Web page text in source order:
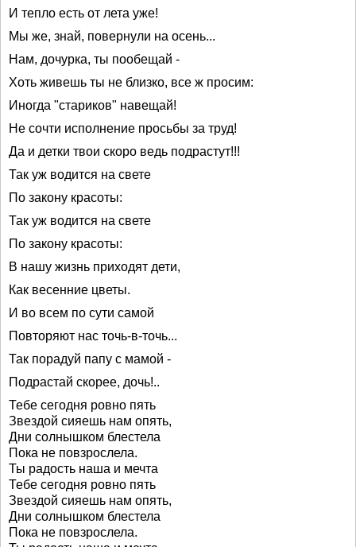
И тепло есть от лета уже!
Мы же, знай, повернули на осень...
Нам, дочурка, ты пообещай -
Хоть живешь ты не близко, все ж просим:
Иногда "стариков" навещай!
Не сочти исполнение просьбы за труд!
Да и детки твои скоро ведь подрастут!!!
Так уж водится на свете
По закону красоты:
Так уж водится на свете
По закону красоты:
В нашу жизнь приходят дети,
Как весенние цветы.
И во всем по сути самой
Повторяют нас точь-в-точь...
Так порадуй папу с мамой -
Подрастай скорее, дочь!..
Тебе сегодня ровно пять
Звездой сияешь нам опять,
Дни солнышком блестела
Пока не повзрослела.
Ты радость наша и мечта
Тебе сегодня ровно пять
Звездой сияешь нам опять,
Дни солнышком блестела
Пока не повзрослела.